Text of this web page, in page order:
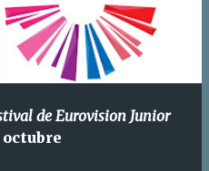
de Eurovision Junior
octubre